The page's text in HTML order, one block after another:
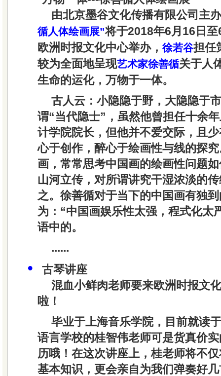
由北京墨谷文化传播有限公司主
循人体绘画展”将于2018年6月16日
欧洲时报文化中心举办， 徐若谷担任
较为全面地呈现艺术家徐善循关于人
生命的运化，万物于一体。
古人云：小隐隐于野，大隐隐于
谓“当代隐士”，虽然他曾担任十余
计学院院长，但他并不爱交际，且
心于创作，醉心于绘画性与线的探
画，常常思考中国画的绘画性问题
山河立传，对所谓讲究干湿浓淡的
之。徐善循对于当下的中国画有独
为：“中国画娱乐性太强，程式化太
语中的。
......
•
古琴讲座
混血小鲜肉老师要来欧洲时报文
啦！
毕业于上海音乐学院，目前就读
语言学校的桂智伟老师可是货真价
历哦！在这次讲座上，桂老师将不
基本知识，更会亲自为我们弹奏好